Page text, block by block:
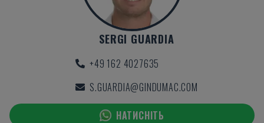
SERGI GUARDIA
+49 162 4027635
S.GUARDIA@GINDUMAC.COM
НАТИСНІТЬ